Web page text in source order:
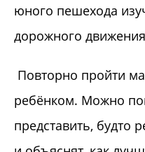
юного пешехода
дорожного
Повторно пройти
ребёнком. Можно
представить, будто